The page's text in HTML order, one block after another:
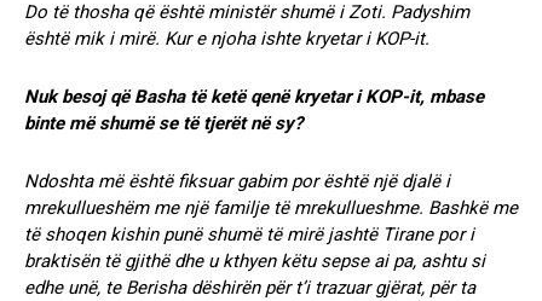
Do të thosha që është ministër shumë i Zoti. Padyshim
është mik i mirë. Kur e njoha ishte kryetar i KOP-it.
Nuk besoj që Basha të ketë qenë kryetar i KOP-it, mbase
binte më shumë se të tjerët në sy?
Ndoshta më është fiksuar gabim por është një djalë i
mrekullueshëm me një familje të mrekullueshme. Bashkë me
të shoqen kishin punë shumë të mirë jashtë Tirane por i
braktisën të gjithë dhe u kthyen këtu sepse ai pa, ashtu si
edhe unë, te Berisha dëshirën për t’i trazuar gjërat, për ta